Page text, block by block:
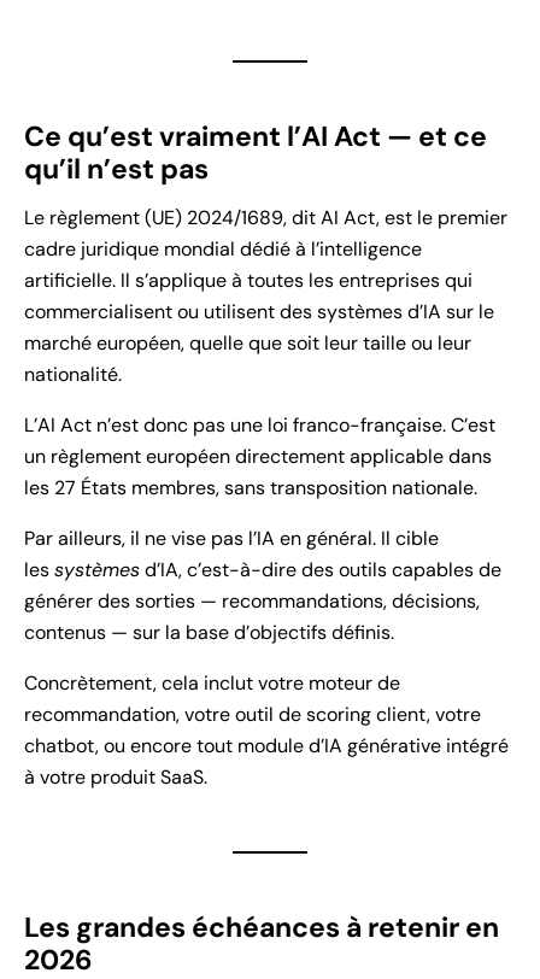
Ce qu’est vraiment l’AI Act — et ce
qu’il n’est pas
Le règlement (UE) 2024/1689, dit AI Act, est le premier
cadre juridique mondial dédié à l’intelligence
artificielle. Il s’applique à toutes les entreprises qui
commercialisent ou utilisent des systèmes d’IA sur le
marché européen, quelle que soit leur taille ou leur
nationalité.
L’AI Act n’est donc pas une loi franco-française. C’est
un règlement européen directement applicable dans
les 27 États membres, sans transposition nationale.
Par ailleurs, il ne vise pas l’IA en général. Il cible
lessystèmesd’IA, c’est-à-dire des outils capables de
générer des sorties — recommandations, décisions,
contenus — sur la base d’objectifs définis.
Concrètement, cela inclut votre moteur de
recommandation, votre outil de scoring client, votre
chatbot, ou encore tout module d’IA générative intégré
à votre produit SaaS.
Les grandes échéances à retenir en
2026